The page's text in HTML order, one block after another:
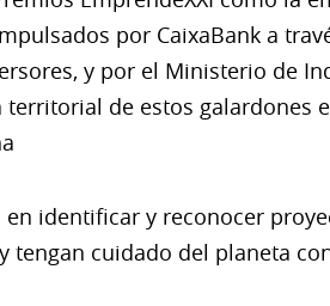
por CaixaBank a
y por el Ministerio de
territorial de estos galardones
identificar y reconocer
tengan cuidado del planeta